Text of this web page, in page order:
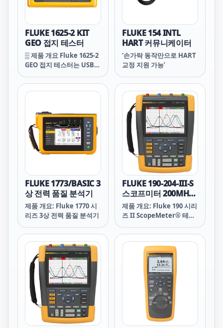
FLUKE 1625-2 KIT
GEO 접지 테스터
▒ 제품 개요 Fluke 1625-2
GEO 접지 테스터는 USB
및 다운로드 기능을 제공합
니다. 세계적인 수준의 액
하고 테스트 시간을 단축해
줍니다.
FLUKE 154 INTL
HART 커뮤니케이터
‘손가락 동작만으로 HART
교정 지원 가능’
FLUKE 1773/BASIC 3
상 전력 품질 분석기
제품 개요: Fluke 1770 시
리즈 3상 전력 품질 분석기
FLUKE 190-204-III-S
스코프미터 200MHz
4채널
제품 개요: Fluke 190 시리
즈 II ScopeMeter® 테스